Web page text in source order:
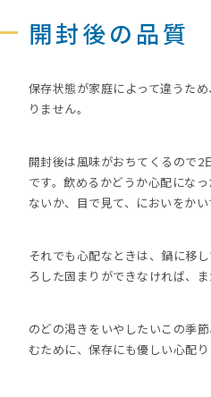
開封後の品質
保存状態が家庭によって違うた
りません。
開封後は風味がおちてくるので2
です。飲めるかどうか心配にな
ないか、目で見て、においをかい
それでも心配なときは、鍋に移
ろした固まりができなければ、ま
のどの渇きをいやしたいこの季
むために、保存にも優しい心配り